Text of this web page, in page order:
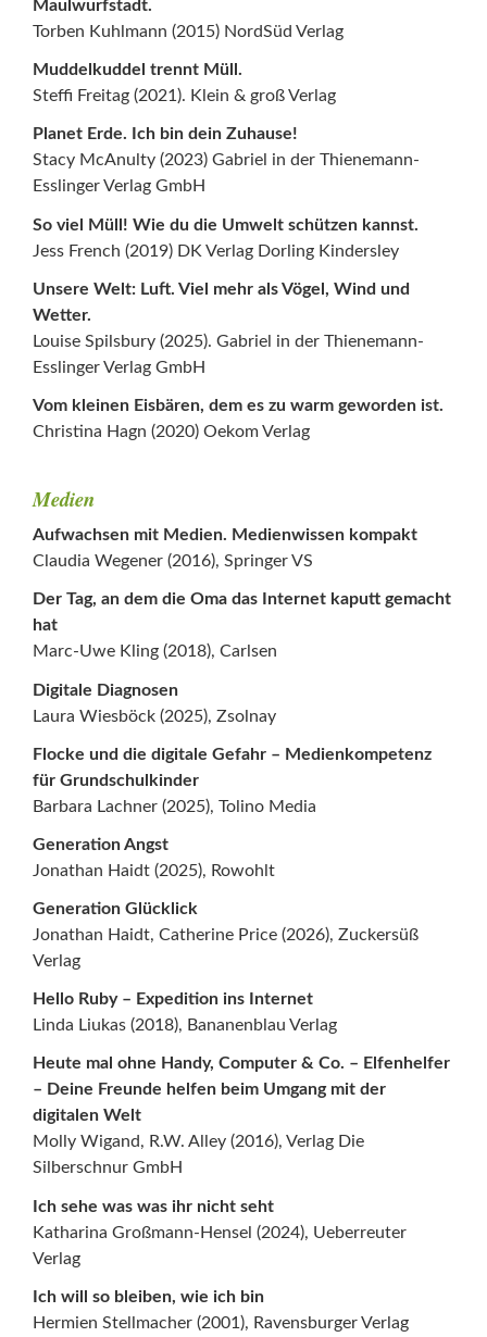
Maulwurfstadt.
Torben Kuhlmann (2015) NordSüd Verlag
Muddelkuddel trennt Müll.
Steffi Freitag (2021). Klein & groß Verlag
Planet Erde. Ich bin dein Zuhause!
Stacy McAnulty (2023) Gabriel in der Thienemann-
Esslinger Verlag GmbH
So viel Müll! Wie du die Umwelt schützen kannst.
Jess French (2019) DK Verlag Dorling Kindersley
Unsere Welt: Luft. Viel mehr als Vögel, Wind und
Wetter.
Louise Spilsbury (2025). Gabriel in der Thienemann-
Esslinger Verlag GmbH
Vom kleinen Eisbären, dem es zu warm geworden ist.
Christina Hagn (2020) Oekom Verlag
Medien
Aufwachsen mit Medien. Medienwissen kompakt
Claudia Wegener (2016), Springer VS
Der Tag, an dem die Oma das Internet kaputt gemacht
hat
Marc-Uwe Kling (2018), Carlsen
Digitale Diagnosen
Laura Wiesböck (2025), Zsolnay
Flocke und die digitale Gefahr – Medienkompetenz
für Grundschulkinder
Barbara Lachner (2025), Tolino Media
Generation Angst
Jonathan Haidt (2025), Rowohlt
Generation Glücklick
Jonathan Haidt, Catherine Price (2026), Zuckersüß
Verlag
Hello Ruby – Expedition ins Internet
Linda Liukas (2018), Bananenblau Verlag
Heute mal ohne Handy, Computer & Co. – Elfenhelfer
– Deine Freunde helfen beim Umgang mit der
digitalen Welt
Molly Wigand, R.W. Alley (2016), Verlag Die
Silberschnur GmbH
Ich sehe was was ihr nicht seht
Katharina Großmann-Hensel (2024), Ueberreuter
Verlag
Ich will so bleiben, wie ich bin
Hermien Stellmacher (2001), Ravensburger Verlag